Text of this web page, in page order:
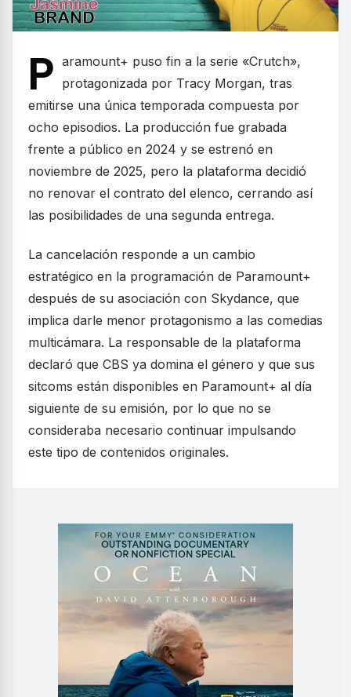
P aramount+ puso fin a la serie «Crutch»,
protagonizada por Tracy Morgan, tras
emitirse una única temporada compuesta por
ocho episodios. La producción fue grabada
frente a público en 2024 y se estrenó en
noviembre de 2025, pero la plataforma decidió
no renovar el contrato del elenco, cerrando así
las posibilidades de una segunda entrega.
La cancelación responde a un cambio
estratégico en la programación de Paramount+
después de su asociación con Skydance, que
implica darle menor protagonismo a las comedias
multicámara. La responsable de la plataforma
declaró que CBS ya domina el género y que sus
sitcoms están disponibles en Paramount+ al día
siguiente de su emisión, por lo que no se
consideraba necesario continuar impulsando
este tipo de contenidos originales.